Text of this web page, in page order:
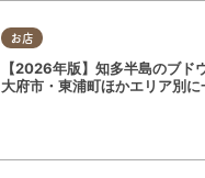
お店
【2026年版】知多半島のブド
大府市・東浦町ほかエリア別に